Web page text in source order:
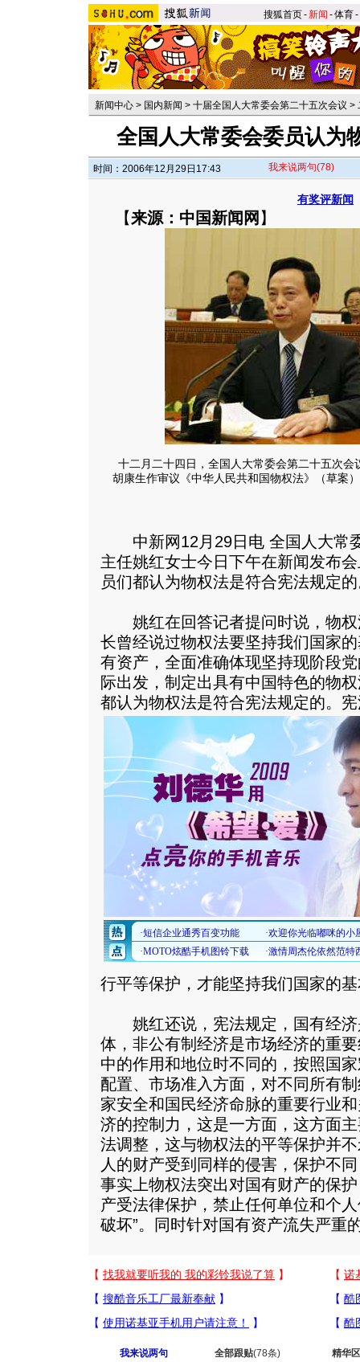
搜狐首页-新闻 -体育-
新闻中心 > 国内新闻 > 十届全国人大常委会第二十五次会议 >
全国人大常委会委员认为
时间：2006年12月29日17:43 我来说两句(78)
有奖评新闻
【来源：中国新闻网 】
十二月二十四日，全国人大常委会第二十五次
胡康生作审议《中华人民共和国物权法》（草案
中新网12月29日电 全国人大常
主任姚红女士今日下午在新闻发布
员们都认为物权法是符合宪法规定
姚红在回答记者提问时说，物权
长曾经说过物权法要坚持我们国家
有资产，全面准确体现坚持现阶段
际出发，制定出具有中国特色的物
都认为物权法是符合宪法规定的。
行平等保护，才能坚持我们国家的
姚红还说，宪法规定，国有经济
体，非公有制经济是市场经济的重
中的作用和地位时不同的，按照国
配置、市场准入方面，对不同所有
家安全和国民经济命脉的重要行业
济的控制力，这是一方面，这方面
法调整，这与物权法的平等保护并
人的财产受到同样的侵害，保护不
事实上物权法突出对国有财产的保
产受法律保护，禁止任何单位和个
破坏”。同时针对国有资产流失严重
我来说两句 全部跟贴(78条) 精华区